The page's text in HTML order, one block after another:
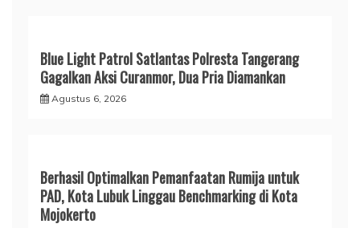
Blue Light Patrol Satlantas Polresta Tangerang
Gagalkan Aksi Curanmor, Dua Pria Diamankan
Agustus 6, 2026
Berhasil Optimalkan Pemanfaatan Rumija untuk
PAD, Kota Lubuk Linggau Benchmarking di Kota
Mojokerto